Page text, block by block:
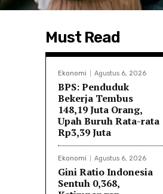
Must Read
Ekonomi Agustus 6, 2026
BPS: Penduduk
Bekerja Tembus
148,19 Juta Orang,
Upah Buruh Rata-rata
Rp3,39 Juta
Ekonomi Agustus 6, 2026
Gini Ratio Indonesia
Sentuh 0,368,